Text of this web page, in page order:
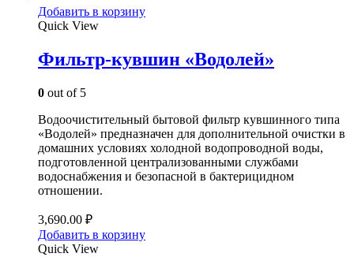
Добавить в корзину
Quick View
Фильтр-кувшин «Водолей»
0 out of 5
Водоочистительный бытовой фильтр кувшинного типа
«Водолей» предназначен для дополнительной очистки в
домашних условиях холодной водопроводной воды,
подготовленной централизованными службами
водоснабжения и безопасной в бактерицидном
отношении.
3,690.00 ₽
Добавить в корзину
Quick View